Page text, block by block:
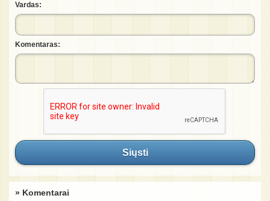
Vardas:
Komentaras:
Siųsti
» Komentarai